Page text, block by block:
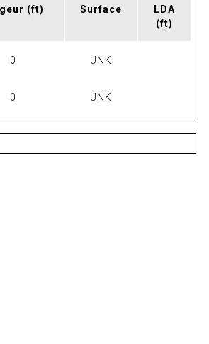
(ft) Surface
LDA
(ft)
0 UNK
0 UNK